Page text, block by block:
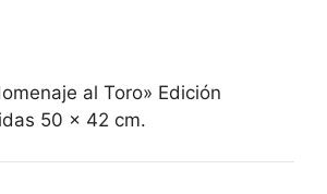
al Toro» Edición
50 x 42 cm.